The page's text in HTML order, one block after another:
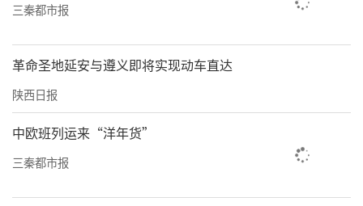
三秦都市报
革命圣地延安与遵义即将实现动车直达
陕西日报
中欧班列运来“洋年货”
三秦都市报